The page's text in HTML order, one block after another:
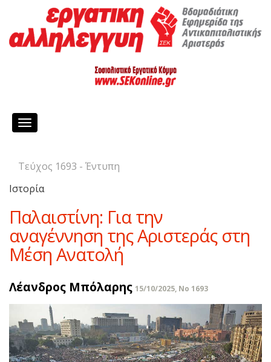
Toggle
Τεύχος 1693 - Έντυπη
Ιστορία
Παλαιστίνη: Για την
αναγέννηση της Αριστεράς στη
Μέση Ανατολή
Λέανδρος Μπόλαρης 15/10/2025, No 1693